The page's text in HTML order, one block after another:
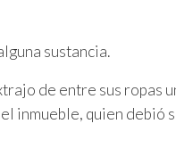
sustancia.
de entre sus ropas
inmueble, quien debió